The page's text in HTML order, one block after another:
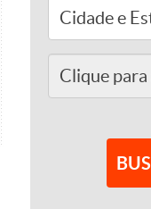
Clique para